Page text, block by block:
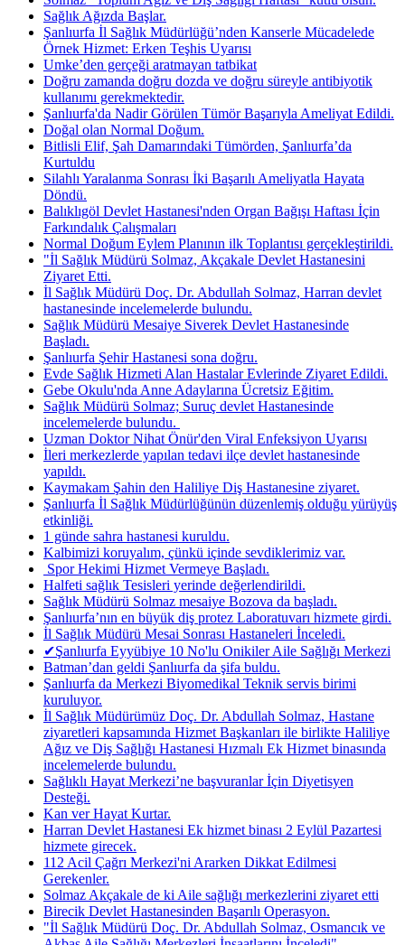
Sağlık Ağızda Başlar.
Şanlıurfa İl Sağlık Müdürlüğü’nden Kanserle Mücadelede
Örnek Hizmet: Erken Teşhis Uyarısı
Umke’den gerçeği aratmayan tatbikat
Doğru zamanda doğru dozda ve doğru süreyle antibiyotik
kullanımı gerekmektedir.
Şanlıurfa'da Nadir Görülen Tümör Başarıyla Ameliyat Edildi.
Doğal olan Normal Doğum.
Bitlisli Elif, Şah Damarındaki Tümörden, Şanlıurfa’da
Kurtuldu
Silahlı Yaralanma Sonrası İki Başarılı Ameliyatla Hayata
Döndü.
Balıklıgöl Devlet Hastanesi'nden Organ Bağışı Haftası İçin
Farkındalık Çalışmaları
Normal Doğum Eylem Planının ilk Toplantısı gerçekleştirildi.
"İl Sağlık Müdürü Solmaz, Akçakale Devlet Hastanesini
Ziyaret Etti.
İl Sağlık Müdürü Doç. Dr. Abdullah Solmaz, Harran devlet
hastanesinde incelemelerde bulundu.
Sağlık Müdürü Mesaiye Siverek Devlet Hastanesinde
Başladı.
Şanlıurfa Şehir Hastanesi sona doğru.
Evde Sağlık Hizmeti Alan Hastalar Evlerinde Ziyaret Edildi.
Gebe Okulu'nda Anne Adaylarına Ücretsiz Eğitim.
Sağlık Müdürü Solmaz; Suruç devlet Hastanesinde
incelemelerde bulundu. ​
Uzman Doktor Nihat Önür'den Viral Enfeksiyon Uyarısı
İleri merkezlerde yapılan tedavi ilçe devlet hastanesinde
yapıldı.
Kaymakam Şahin den Haliliye Diş Hastanesine ziyaret.
Şanlıurfa İl Sağlık Müdürlüğünün düzenlemiş olduğu yürüyüş
etkinliği.
1 günde sahra hastanesi kuruldu.
Kalbimizi koruyalım, çünkü içinde sevdiklerimiz var.
​ Spor Hekimi Hizmet Vermeye Başladı.
Halfeti sağlık Tesisleri yerinde değerlendirildi.
Sağlık Müdürü Solmaz mesaiye Bozova da başladı.
Şanlıurfa’nın en büyük diş protez Laboratuvarı hizmete girdi.
İl Sağlık Müdürü Mesai Sonrası Hastaneleri İnceledi.
✔Şanlıurfa Eyyübiye 10 No'lu Onikiler Aile Sağlığı Merkezi
Batman’dan geldi Şanlıurfa da şifa buldu.
Şanlıurfa da Merkezi Biyomedikal Teknik servis birimi
kuruluyor.
İl Sağlık Müdürümüz Doç. Dr. Abdullah Solmaz, Hastane
ziyaretleri kapsamında Hizmet Başkanları ile birlikte Haliliye
Ağız ve Diş Sağlığı Hastanesi Hızmalı Ek Hizmet binasında
incelemelerde bulundu.
Sağlıklı Hayat Merkezi’ne başvuranlar İçin Diyetisyen
Desteği.
Kan ver Hayat Kurtar.
Harran Devlet Hastanesi Ek hizmet binası 2 Eylül Pazartesi
hizmete girecek.
112 Acil Çağrı Merkezi'ni Ararken Dikkat Edilmesi
Gerekenler.
Solmaz Akçakale de ki Aile sağlığı merkezlerini ziyaret etti
Birecik Devlet Hastanesinden Başarılı Operasyon.
"İl Sağlık Müdürü Doç. Dr. Abdullah Solmaz, Osmancık ve